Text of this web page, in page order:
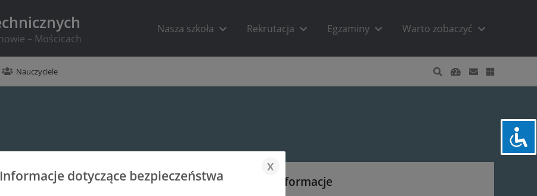
– Mościcach
Nasza szkoła Rekrutacja Egzaminy Warto zobaczyć
Nauczyciele
Informacje
Informacje dotyczące bezpieczeństwa
x